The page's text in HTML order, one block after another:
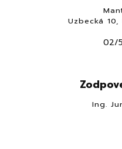
Uzbecká
02/
Ing.